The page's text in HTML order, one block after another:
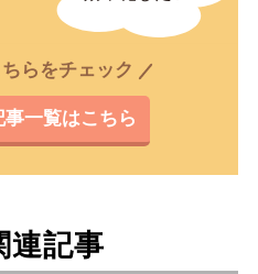
らをチェック
一覧はこちら
連記事